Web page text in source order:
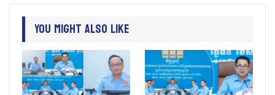
You Might Also Like